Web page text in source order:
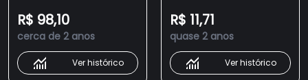
White/Preto)
R$ 98,10
cerca de 2 anos
Ver histórico
Enfeitado LBL09082
R$ 11,71
quase 2 anos
Ver histórico